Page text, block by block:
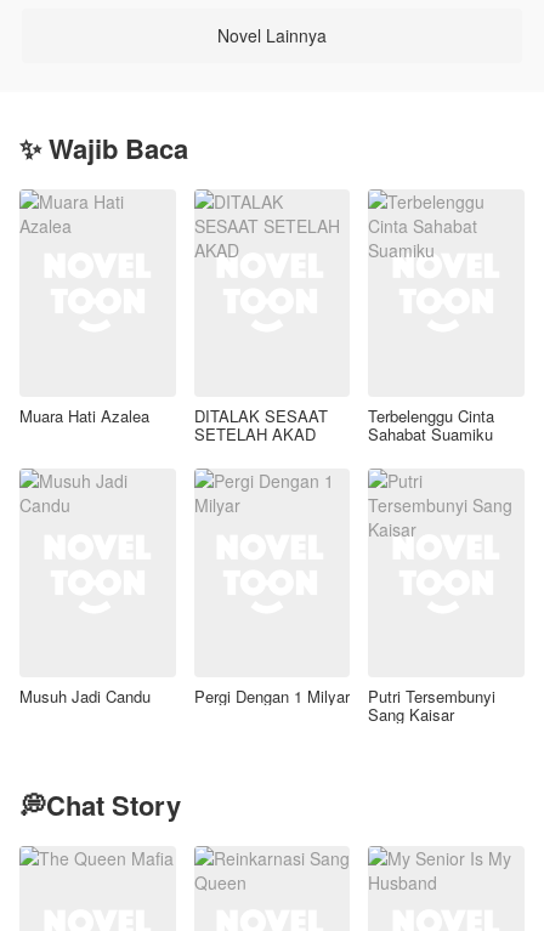
Novel Lainnya
✨ Wajib Baca
Muara Hati Azalea DITALAK SESAAT
SETELAH AKAD
Terbelenggu Cinta
Sahabat Suamiku
Musuh Jadi Candu Pergi Dengan 1 Milyar Putri Tersembunyi
Sang Kaisar
💭Chat Story